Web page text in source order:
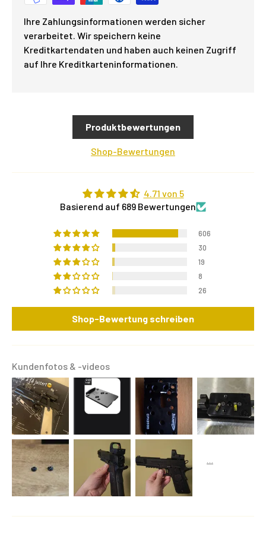
Ihre Zahlungsinformationen werden sicher
verarbeitet. Wir speichern keine
Kreditkartendaten und haben auch keinen Zugriff
auf Ihre Kreditkarteninformationen.
Produktbewertungen
Shop-Bewertungen
4.71 von 5
Basierend auf 689 Bewertungen
606
30
19
8
26
Shop-Bewertung schreiben
Kundenfotos & -videos